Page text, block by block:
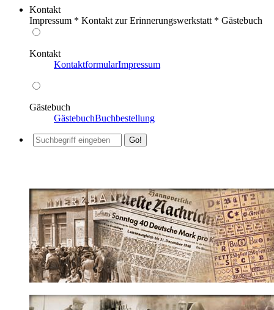
Kontakt
Impressum * Kontakt zur Erinnerungswerkstatt * Gästebuch
Kontakt
KontaktformularImpressum
Gästebuch
GästebuchBuchbestellung